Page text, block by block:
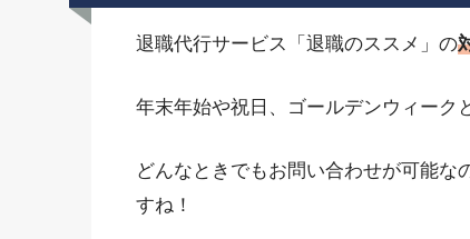
退職代行サービス「退職のススメ」の
年末年始や祝日、ゴールデンウィーク
どんなときでもお問い合わせが可能
すね！